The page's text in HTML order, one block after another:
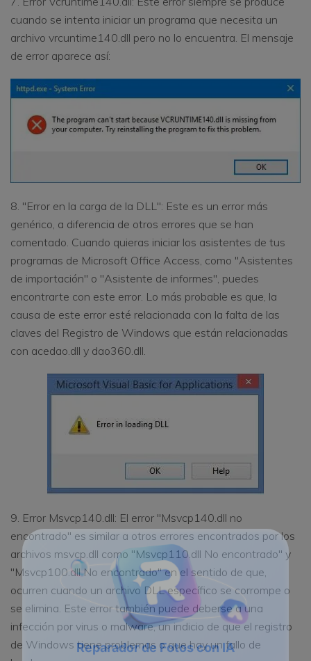
cuando se intenta iniciar un programa que necesita un
archivo vrcuntime140.dll pero no lo encuentra. El mensaje
de error aparece así:
8. "Error en la carga de la DLL": Este es un error más
genérico, a diferencia de otros errores que se han
comentado. Cuando quieras iniciar los asistentes de tus
programas de Microsoft Office Access, como "Asistentes
de importación" o "Asistente de informes", puedes
encontrarte con este error. Lo más probable es que, la
causa de este error esté relacionada con la falta de las
claves del Registro de Windows que están relacionadas
con acedao.dll y dao360.dll.
9. Error Msvcp140.dll: El error "Msvcp140.dll no
encontrado" es similar a otros errores encontrados por los
archivos msvcp.dll como "Msvcp110.dll No encontrado" y
"Msvcp100.dll No encontrado" en el sentido de que,
ocurren cuando un archivo DLL específico se corrompe o
se elimina. Este error también puede deberse a una
infección por virus o malware, un indicio de que el registro
de Windows tiene problemas o que hay un fallo de